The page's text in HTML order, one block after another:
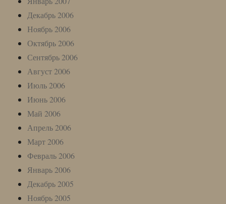
Декабрь 2006
Ноябрь 2006
Октябрь 2006
Сентябрь 2006
Август 2006
Июль 2006
Июнь 2006
Май 2006
Апрель 2006
Март 2006
Февраль 2006
Январь 2006
Декабрь 2005
Ноябрь 2005